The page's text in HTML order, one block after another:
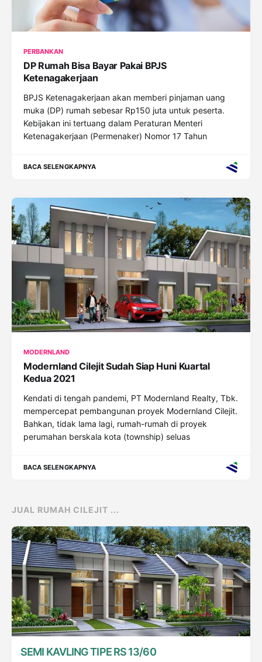
PERBANKAN
DP Rumah Bisa Bayar Pakai BPJS
Ketenagakerjaan
BPJS Ketenagakerjaan akan memberi pinjaman uang
muka (DP) rumah sebesar Rp150 juta untuk peserta.
Kebijakan ini tertuang dalam Peraturan Menteri
Ketenagakerjaan (Permenaker) Nomor 17 Tahun
BACA SELENGKAPNYA
MODERNLAND
Modernland Cilejit Sudah Siap Huni Kuartal
Kedua 2021
Kendati di tengah pandemi, PT Modernland Realty, Tbk.
mempercepat pembangunan proyek Modernland Cilejit.
Bahkan, tidak lama lagi, rumah-rumah di proyek
perumahan berskala kota (township) seluas
BACA SELENGKAPNYA
JUAL RUMAH CILEJIT ...
SEMI KAVLING TIPE RS 13/60